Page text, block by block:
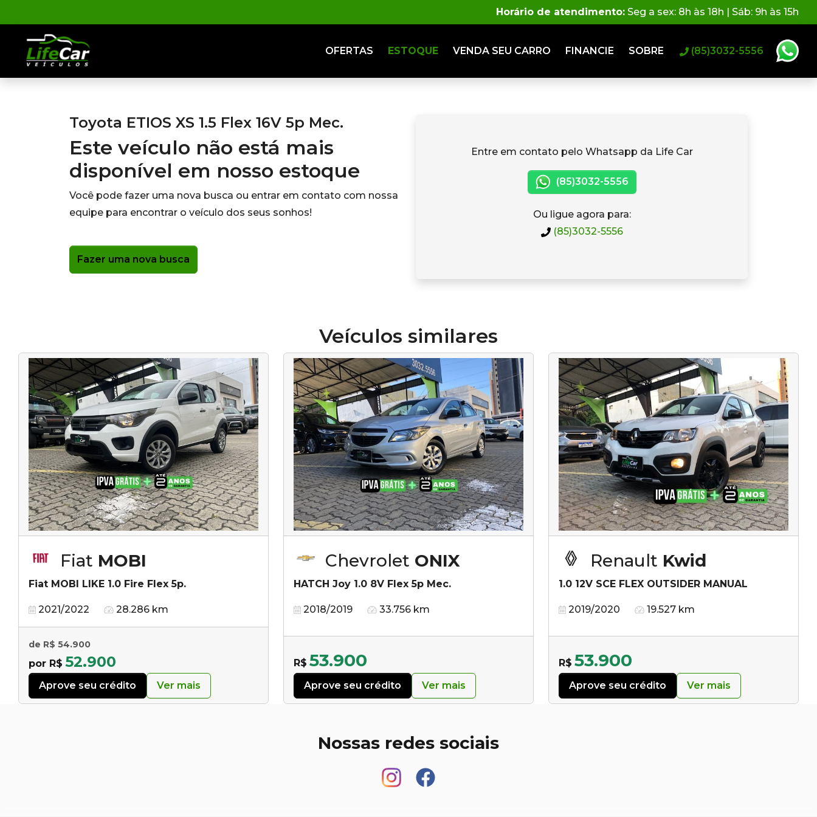
Horário de atendimento: Seg a sex: 8h às 18h | Sáb: 9h às 15h
OFERTAS ESTOQUE VENDA SEU CARRO FINANCIE SOBRE (85)3032-5556
Toyota ETIOS XS 1.5 Flex 16V 5p Mec.
Este veículo não está mais
disponível em nosso estoque
Você pode fazer uma nova busca ou entrar em contato com nossa
equipe para encontrar o veículo dos seus sonhos!
Fazer uma nova busca
Entre em contato pelo Whatsapp da Life Car
(85)3032-5556
Ou ligue agora para:
(85)3032-5556
Veículos similares
Fiat MOBI
Fiat MOBI LIKE 1.0 Fire Flex 5p.
2021/2022 28.286 km
de R$ 54.900
por R$ 52.900
Aprove seu crédito Ver mais
Chevrolet ONIX
HATCH Joy 1.0 8V Flex 5p Mec.
2018/2019 33.756 km
R$ 53.900
Aprove seu crédito Ver mais
Renault Kwid
1.0 12V SCE FLEX OUTSIDER MANUAL
2019/2020 19.527 km
R$ 53.900
Aprove seu crédito Ver mais
Nossas redes sociais